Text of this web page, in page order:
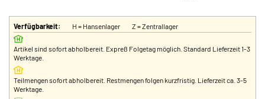
Verfügbarkeit: H = Hansenlager Z = Zentrallager
Artikel sind sofort abholbereit. Expreß Folgetag möglich. Standard Lieferzeit 1-3
Werktage.
Teilmengen sofort abholbereit. Restmengen folgen kurzfristig. Lieferzeit ca. 3-5
Werktage.